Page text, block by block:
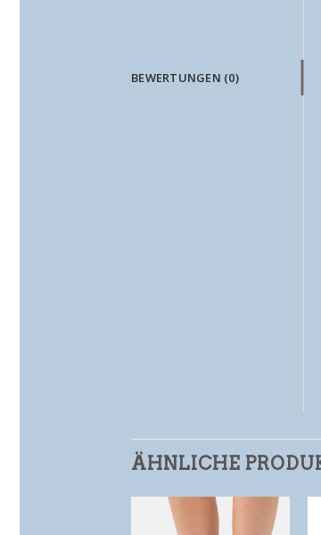
BEWERTUNGEN (0)
ÄHNLICHE